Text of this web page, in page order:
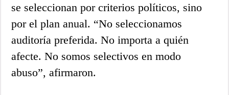
se seleccionan por criterios políticos, sino
por el plan anual. “No seleccionamos
auditoría preferida. No importa a quién
afecte. No somos selectivos en modo
abuso”, afirmaron.